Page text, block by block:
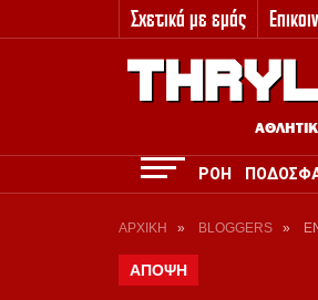
Σχετικά με εμάς
ΡΟΗ
ΑΡΧΙΚΗ » BLOGGERS »
ΑΠΟΨΗ